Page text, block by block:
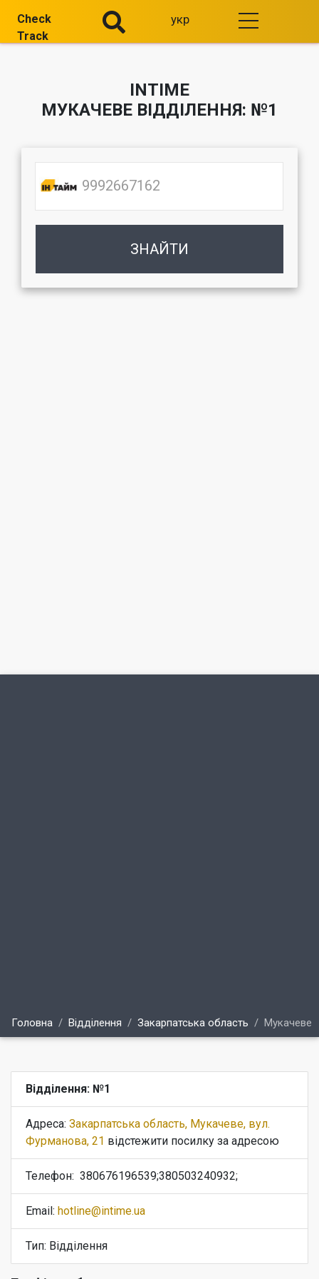
Check
Track
укр
INTIME
МУКАЧЕВЕ ВІДДІЛЕННЯ: №1
ЗНАЙТИ
Головна Відділення Закарпатська область Мукачеве
Відділення: №1
Адреса: Закарпатська область, Мукачеве, вул.
Фурманова, 21 відстежити посилку за адресою
Телефон: 380676196539;380503240932;
Email: hotline@intime.ua
Тип: Відділення